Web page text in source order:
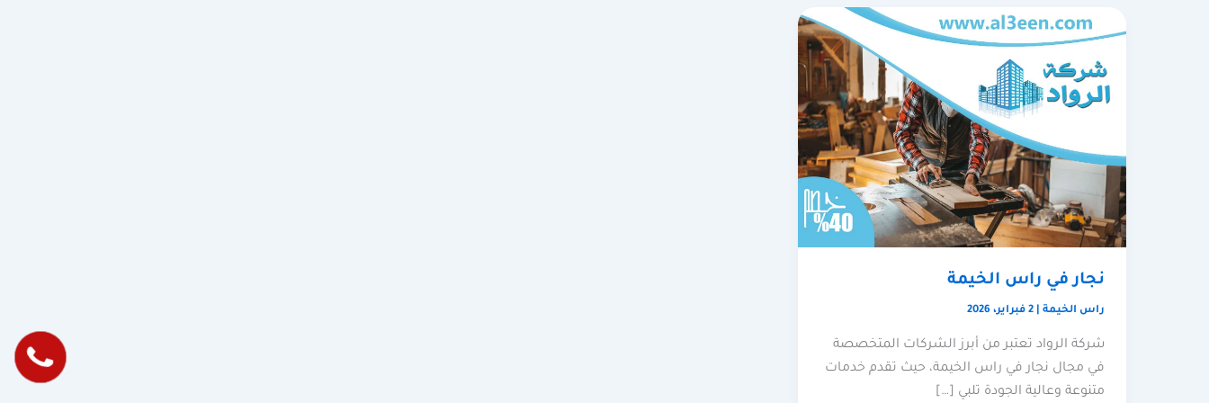
نجار في راس الخيمة
راس الخيمة 2 فبراير، 2026
شركة الرواد تعتبر من أبرز الشركات المتخصصة
في مجال نجار في راس الخيمة، حيث تقدم خدمات
متنوعة وعالية الجودة تلبي […]